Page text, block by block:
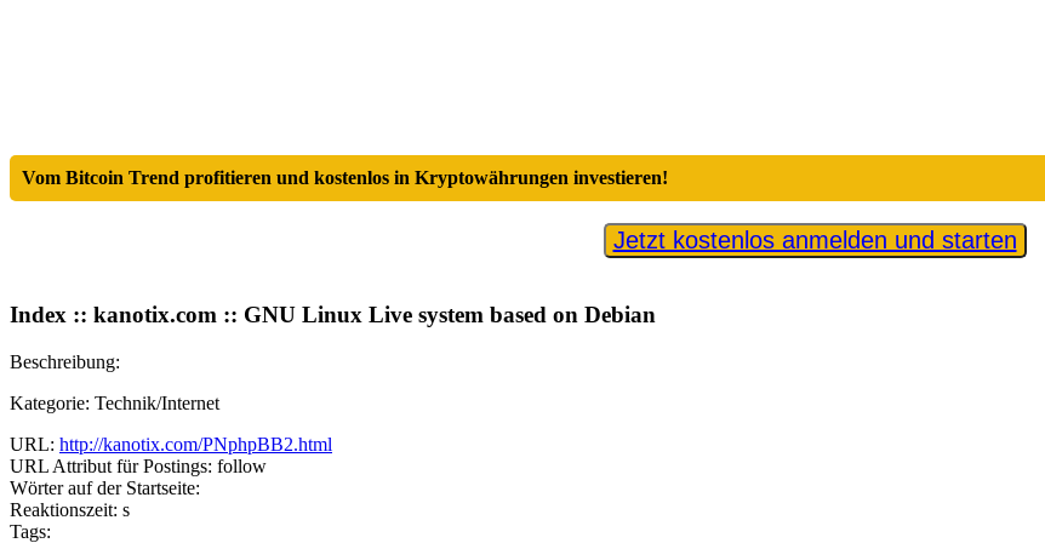
Vom Bitcoin Trend profitieren und kostenlos in Kryptowährungen investieren!
Jetzt kostenlos anmelden und starten
Index :: kanotix.com :: GNU Linux Live system based on Debian
Beschreibung:
Kategorie: Technik/Internet
URL: http://kanotix.com/PNphpBB2.html
URL Attribut für Postings: follow
Wörter auf der Startseite:
Reaktionszeit: s
Tags: